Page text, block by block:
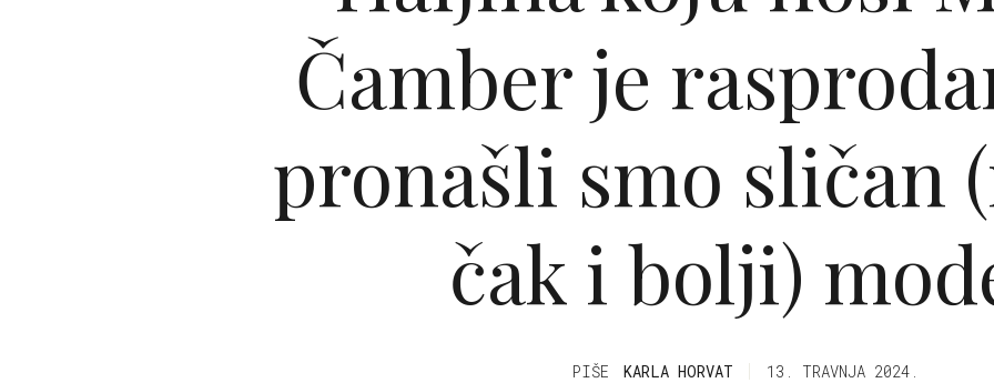
Čamber je
pronašli smo sličan
čak i bolji)
PIŠE KARLA HORVAT 13. TRAVNJA 2024.